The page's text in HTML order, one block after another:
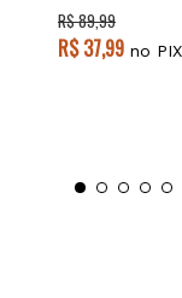
R$ 89,99
R$ 37,99 no PIX